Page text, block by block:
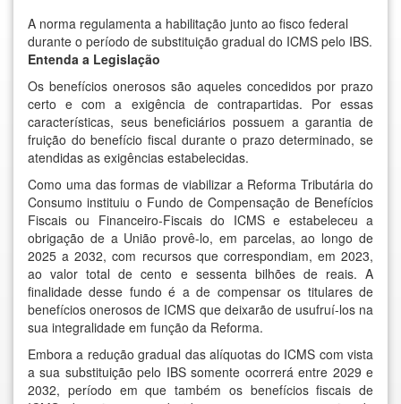
A norma regulamenta a habilitação junto ao fisco federal
durante o período de substituição gradual do ICMS pelo IBS.
Entenda a Legislação
Os benefícios onerosos são aqueles concedidos por prazo
certo e com a exigência de contrapartidas. Por essas
características, seus beneficiários possuem a garantia de
fruição do benefício fiscal durante o prazo determinado, se
atendidas as exigências estabelecidas.
Como uma das formas de viabilizar a Reforma Tributária do
Consumo instituiu o Fundo de Compensação de Benefícios
Fiscais ou Financeiro-Fiscais do ICMS e estabeleceu a
obrigação de a União provê-lo, em parcelas, ao longo de
2025 a 2032, com recursos que correspondiam, em 2023,
ao valor total de cento e sessenta bilhões de reais. A
finalidade desse fundo é a de compensar os titulares de
benefícios onerosos de ICMS que deixarão de usufruí-los na
sua integralidade em função da Reforma.
Embora a redução gradual das alíquotas do ICMS com vista
a sua substituição pelo IBS somente ocorrerá entre 2029 e
2032, período em que também os benefícios fiscais de